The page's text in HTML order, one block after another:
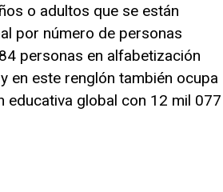
o adultos que se están
por número de personas
personas en alfabetización
en este renglón también ocupa
educativa global con 12 mil 077